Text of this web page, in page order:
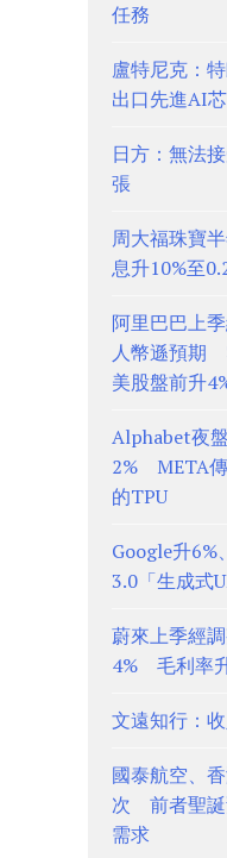
任務
盧特尼克：
出口先進AI
日方：無法
張
周大福珠寶
息升10%至
阿里巴巴上
人幣遜預期
美股盤前升
Alphabet夜
2% META
的TPU
Google升
3.0「生成式
蔚來上季經
4% 毛利率
文遠知行：
國泰航空、
次 前者聖誕
需求